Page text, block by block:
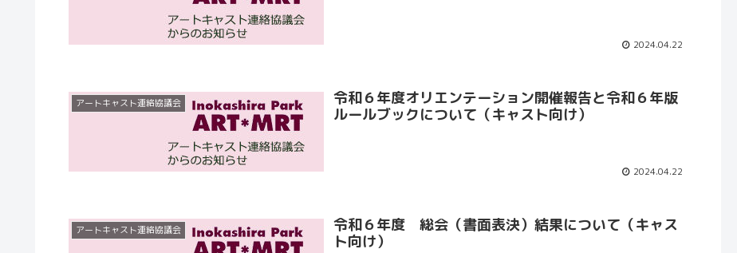
2024.04.22
アートキャスト連絡協議会
令和６年度オリエンテーション開催報告と令和６年版
ルールブックについて（キャスト向け）
2024.04.22
アートキャスト連絡協議会
令和６年度 総会（書面表決）結果について（キャス
ト向け）